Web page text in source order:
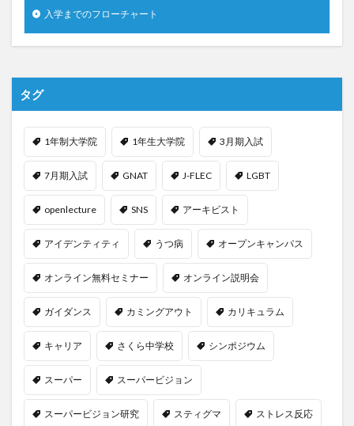
入学までのフローチャート
タグ
1年制大学院 1年生大学院 3月期入試
7月期入試 GNAT J-FLEC LGBT
openlecture SNS アーキビスト
アイデンティティ うつ病 オープンキャンパス
オンライン無料セミナー オンライン説明会
ガイダンス カミングアウト カリキュラム
キャリア さくら中学校 シンポジウム
スーパー スーパービジョン
スーパービジョン研究 スティグマ ストレス反応